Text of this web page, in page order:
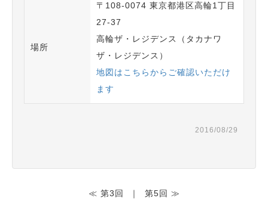
場所
〒108-0074 東京都港区高輪1丁目
27-37
高輪ザ・レジデンス（タカナワ
ザ・レジデンス）
地図はこちらからご確認いただけ
ます
2016/08/29
≪ 第3回 ｜ 第5回 ≫